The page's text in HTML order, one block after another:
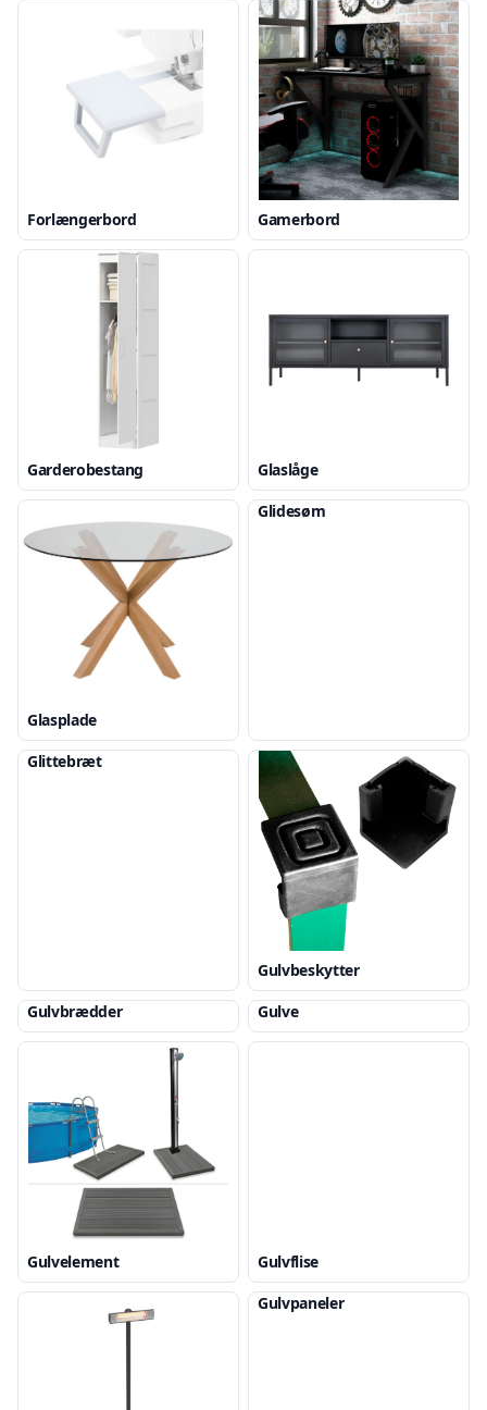
Forlængerbord Gamerbord
Garderobestang Glaslåge
Glasplade
Glidesøm
Glittebræt
Gulvbeskytter
Gulvbrædder
Gulve
Gulvelement Gulvflise
Gulvpaneler